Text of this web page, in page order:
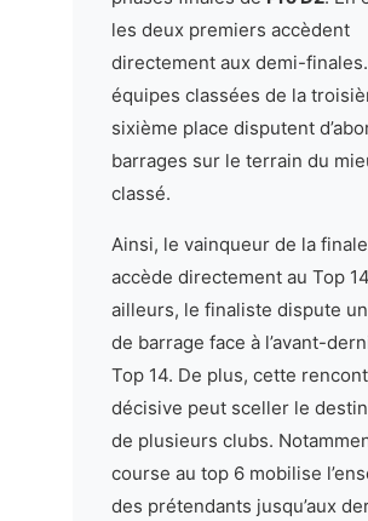
les deux premiers accèdent
directement aux demi-
équipes classées de la
sixième place disputent
barrages sur le terrain du
classé.
Ainsi, le vainqueur de la finale
accède directement au Top
ailleurs, le finaliste dispute
de barrage face à l’avant-
Top 14. De plus, cette
décisive peut sceller le
de plusieurs clubs.
course au top 6 mobilise
des prétendants jusqu’aux